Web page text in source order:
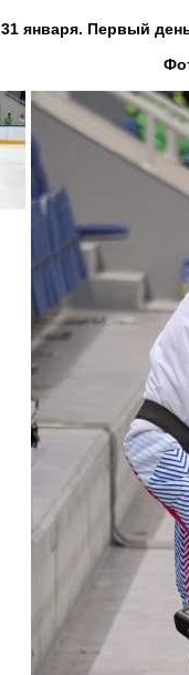
31 января. Первый